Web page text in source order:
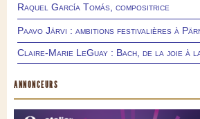
Raquel García Tomás, compositrice
Paavo Järvi : ambitions festivalières à
Claire-Marie LeGuay : Bach, de la joie à
ANNONCEURS